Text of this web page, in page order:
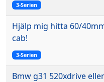
3-Serien
Hjälp mig hitta 60/
cab!
3-Serien
Bmw g31 520xdrive